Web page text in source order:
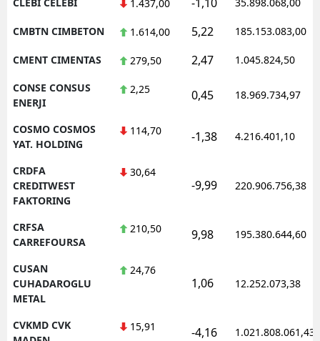
1.437,00
CMBTN CIMBETON 1.614,00 5,22 185.153.083,00
CMENT CIMENTAS 279,50 2,47 1.045.824,50
CONSE CONSUS
ENERJI
2,25 0,45 18.969.734,97
COSMO COSMOS
YAT. HOLDING
114,70 -1,38 4.216.401,10
CRDFA
CREDITWEST
FAKTORING
30,64
-9,99 220.906.756,38
CRFSA
CARREFOURSA
210,50 9,98 195.380.644,60
CUSAN
CUHADAROGLU
METAL
24,76
1,06 12.252.073,38
CVKMD CVK
15,91 -4,16 1.021.808.061,43